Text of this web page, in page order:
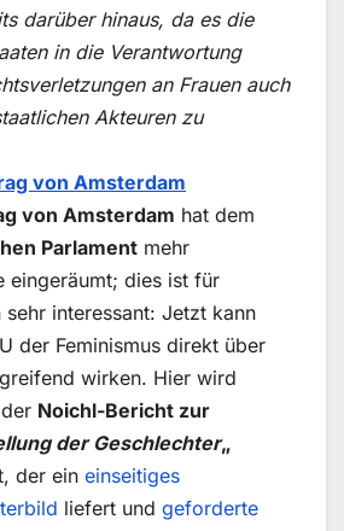
darüber hinaus, da es die
in die Verantwortung
an Frauen auch
Akteuren zu
von Amsterdam
von Amsterdam hat dem
Parlament mehr
eingeräumt; dies ist für
sehr interessant: Jetzt kann
der Feminismus direkt über
wirken. Hier wird
Noichl-Bericht zur
der Geschlechter„
der ein einseitiges
liefert und geforderte